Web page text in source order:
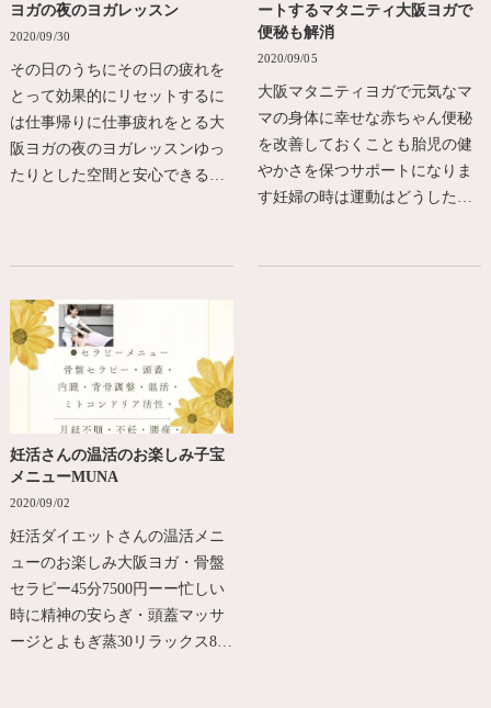
ヨガの夜のヨガレッスン
2020/09/30
その日のうちにその日の疲れを
とって効果的にリセットするに
は仕事帰りに仕事疲れをとる大
阪ヨガの夜のヨガレッスンゆっ
たりとした空間と安心できる…
ートするマタニティ大阪ヨガで
便秘も解消
2020/09/05
大阪マタニティヨガで元気なマ
マの身体に幸せな赤ちゃん便秘
を改善しておくことも胎児の健
やかさを保つサポートになりま
す妊婦の時は運動はどうした…
妊活さんの温活のお楽しみ子宝
メニューMUNA
2020/09/02
妊活ダイエットさんの温活メニ
ューのお楽しみ大阪ヨガ・骨盤
セラピー45分7500円ーー忙しい
時に精神の安らぎ・頭蓋マッサ
ージとよもぎ蒸30リラックス8…